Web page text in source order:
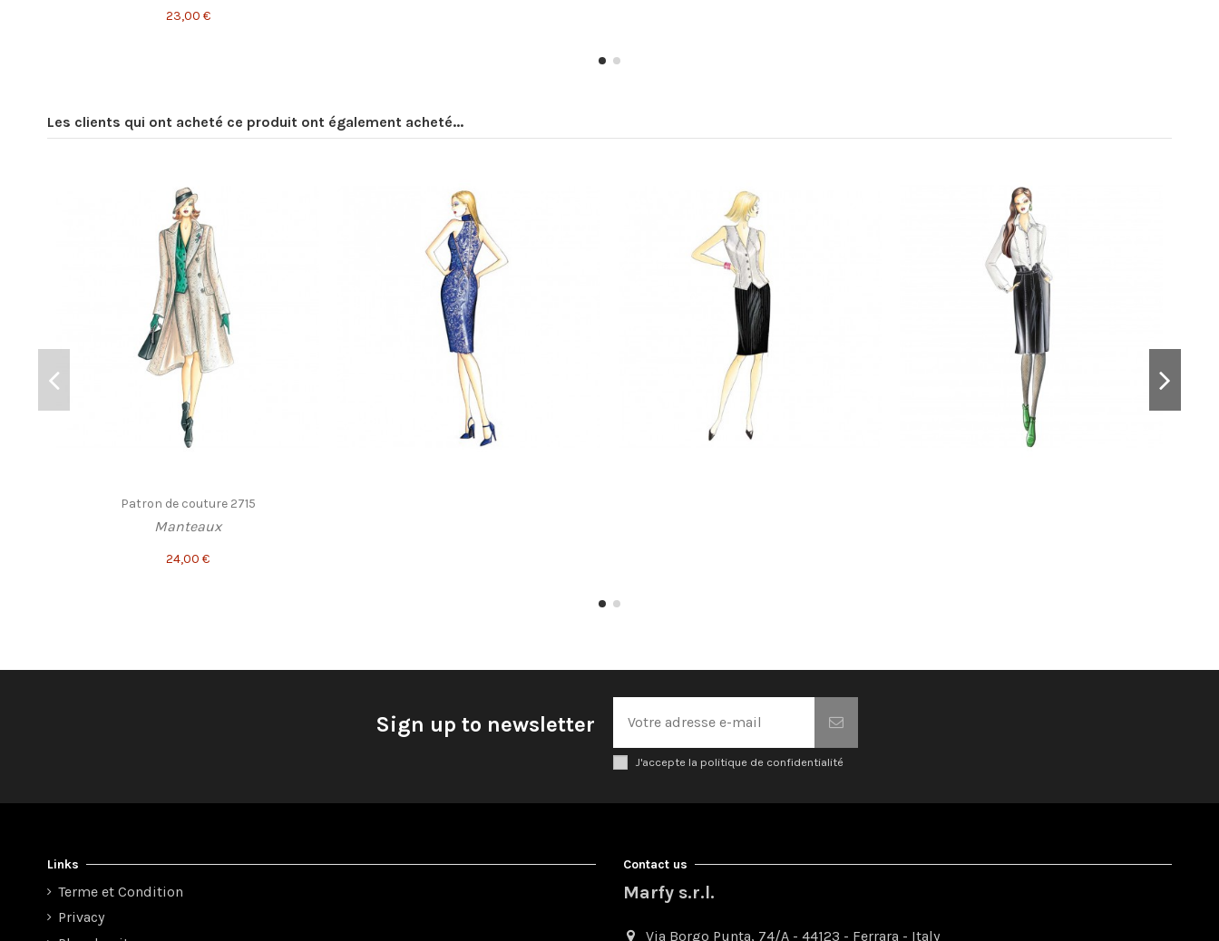
23,00 €
Les clients qui ont acheté ce produit ont également acheté...
Patron de couture 2715
Manteaux
24,00 €
Sign up to newsletter
J'accepte la politique de confidentialité
Links
Terme et Condition
Privacy
Contact us
Marfy s.r.l.
Via Borgo Punta, 74/A - 44123 - Ferrara - Italy